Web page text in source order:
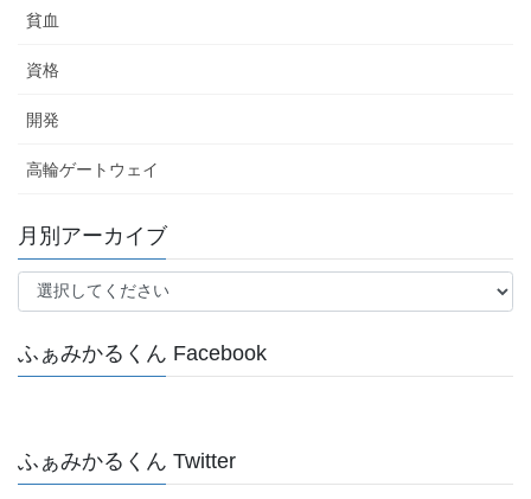
貧血
資格
開発
高輪ゲートウェイ
月別アーカイブ
ふぁみかるくん Facebook
ふぁみかるくん Twitter